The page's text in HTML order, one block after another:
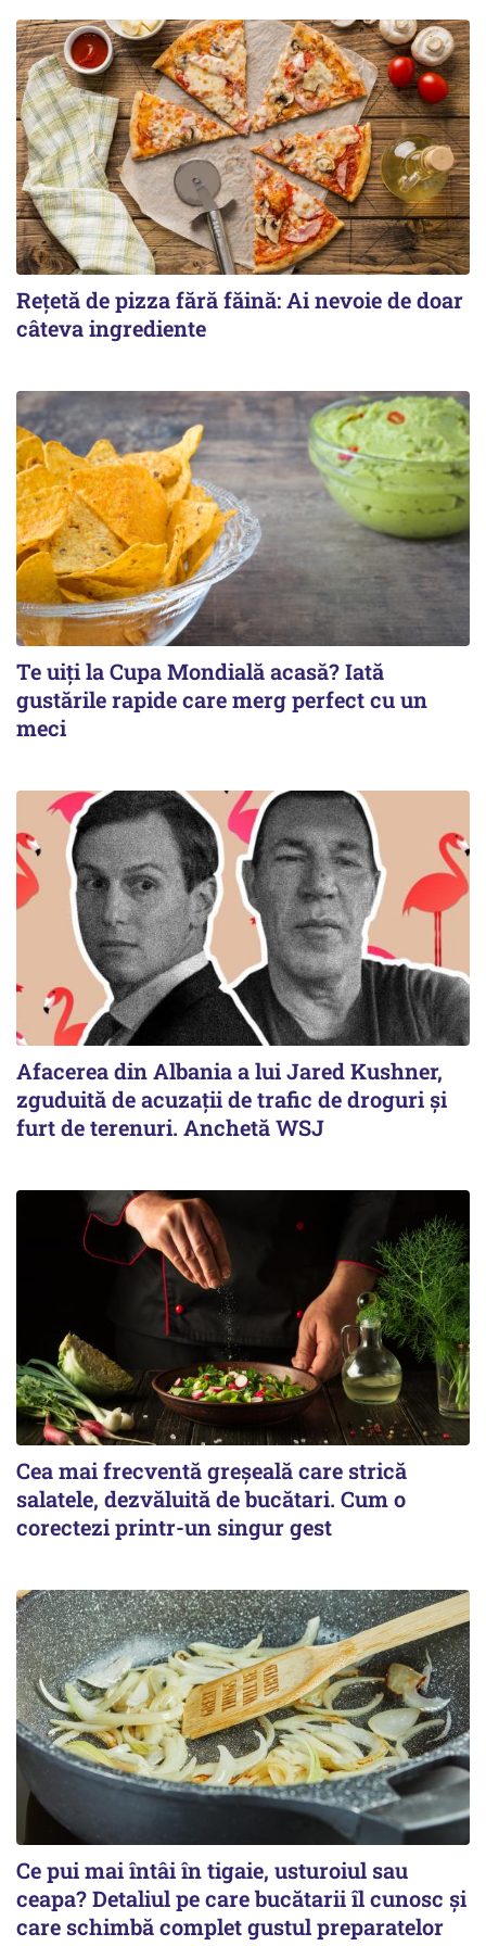
Rețetă de pizza fără făină: Ai nevoie de doar
câteva ingrediente
Te uiți la Cupa Mondială acasă? Iată
gustările rapide care merg perfect cu un
meci
Afacerea din Albania a lui Jared Kushner,
zguduită de acuzații de trafic de droguri și
furt de terenuri. Anchetă WSJ
Cea mai frecventă greșeală care strică
salatele, dezvăluită de bucătari. Cum o
corectezi printr-un singur gest
Ce pui mai întâi în tigaie, usturoiul sau
ceapa? Detaliul pe care bucătarii îl cunosc și
care schimbă complet gustul preparatelor